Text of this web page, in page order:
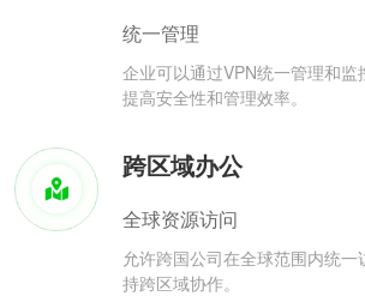
统一管理
企业可以通过VPN统一管理和监
提高安全性和管理效率。
跨区域办公
全球资源访问
允许跨国公司在全球范围内统
持跨区域协作。